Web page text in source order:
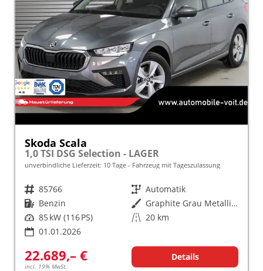
Skoda Scala
1,0 TSI DSG Selection - LAGER
unverbindliche Lieferzeit: 10 Tage Fahrzeug mit Tageszulassung
Fahrzeugnr. 85766 Getriebe Automatik
Kraftstoff Benzin Außenfarbe
Graphite Grau Metallic (5X)
Leistung 85 kW (116 PS) Kilometerstand 20 km
01.01.2026
22.689,– €
incl. 19% MwSt.
Details